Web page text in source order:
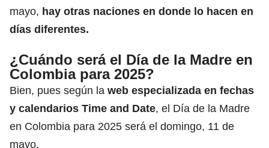
mayo, hay otras naciones en donde lo hacen en
días diferentes.
¿Cuándo será el Día de la Madre en
Colombia para 2025?
Bien, pues según la web especializada en fechas
y calendarios Time and Date, el Día de la Madre
en Colombia para 2025 será el domingo, 11 de
mayo.